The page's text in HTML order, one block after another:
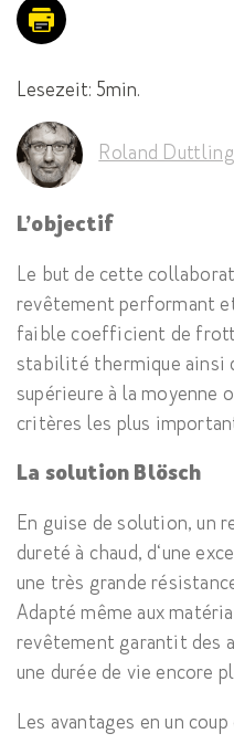
Lesezeit: 5min.
Roland
L’objectif
Le but de cette
revêtement performant
faible coefficient de
stabilité thermique ainsi
supérieure à la moyenne
critères les plus
La solution Blösch
En guise de solution, un
dureté à chaud, d‘une
une très grande
Adapté même aux
revêtement garantit des
une durée de vie encore
Les avantages en un